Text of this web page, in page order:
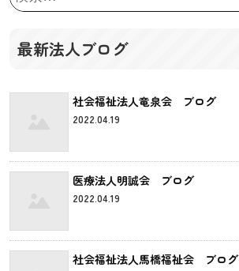
索:
最新法人ブログ
社会福祉法人竜泉会 ブログ
2022.04.19
医療法人明誠会 ブログ
2022.04.19
社会福祉法人馬橋福祉会 ブログ